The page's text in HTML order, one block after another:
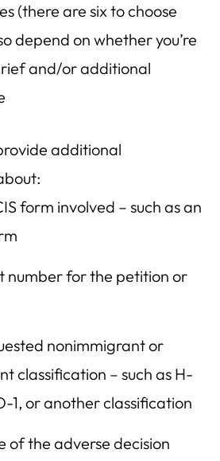
(there are six to choose
depend on whether you’re
and/or additional
additional
form involved – such as an
number for the petition or
nonimmigrant or
classification – such as H-
1, or another classification
of the adverse decision